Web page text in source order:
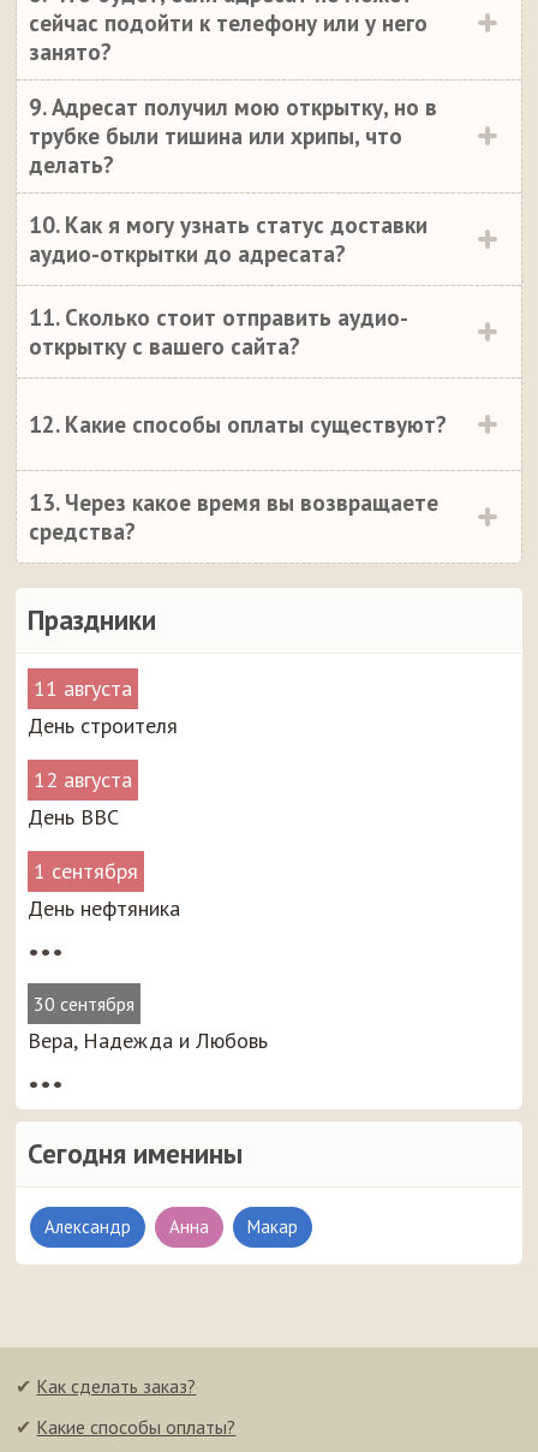
Праздники
11 августа
День строителя
12 августа
День ВВС
1 сентября
День нефтяника
•••
30 сентября
Вера, Надежда и Любовь
•••
Сегодня именины
Александр Анна Макар
сейчас подойти к телефону или у него
занято?
9. Адресат получил мою открытку, но в
трубке были тишина или хрипы, что
делать?
10. Как я могу узнать статус доставки
аудио-открытки до адресата?
11. Сколько стоит отправить аудио-
открытку с вашего сайта?
12. Какие способы оплаты существуют?
13. Через какое время вы возвращаете
средства?
✔ Как сделать заказ?
✔ Какие способы оплаты?